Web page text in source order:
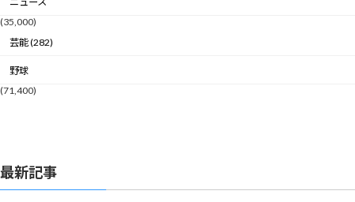
(35,000)
芸能 (282)
野球
(71,400)
最新記事